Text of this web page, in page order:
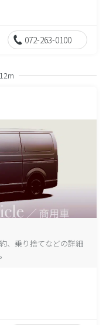
072-263-0100
、乗り捨てなどの詳細